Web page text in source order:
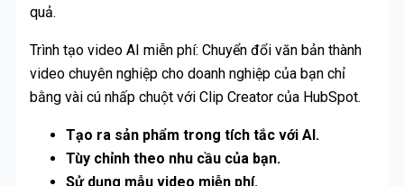
quả.
Trình tạo video AI miễn phí: Chuyển đổi văn bản thành
video chuyên nghiệp cho doanh nghiệp của bạn chỉ
bằng vài cú nhấp chuột với Clip Creator của HubSpot.
Tạo ra sản phẩm trong tích tắc với AI.
Tùy chỉnh theo nhu cầu của bạn.
Sử dụng mẫu video miễn phí.